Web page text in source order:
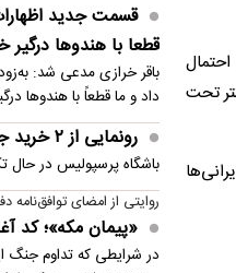
تحت
ردیابی دلارهای صادراتی؛ ۲۲۸ میلیارد
حجاب‌ها را بکشند
جدیدترین خبر از
اجتماعی
قسمت جدید
قطعا با هندوها
باقر خرازی مدعی شد:
داد و ما قطعاً با هندوها
رونمایی از ۲ خرید جدید پرسپولیس؛ همین امروز!
باشگاه پرسپولیس در حال
روایتی از امضای
«پیمان مکه»؛ کد
در شرایطی که تداوم جنگ